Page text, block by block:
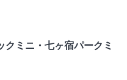
クミニ・七ヶ宿パークミ